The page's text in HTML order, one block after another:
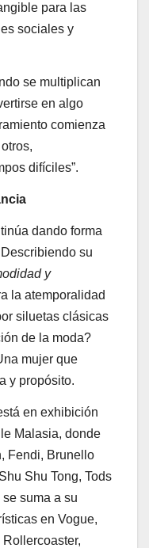
para las
sociales y
se multiplican
en algo
comienza
difíciles”.
dando forma
su
y
la atemporalidad
siluetas clásicas
de la moda?
mujer que
y propósito.
en exhibición
Malasia, donde
Fendi, Brunello
Shu Tong, Tods
suma a su
en Vogue,
Rollercoaster,